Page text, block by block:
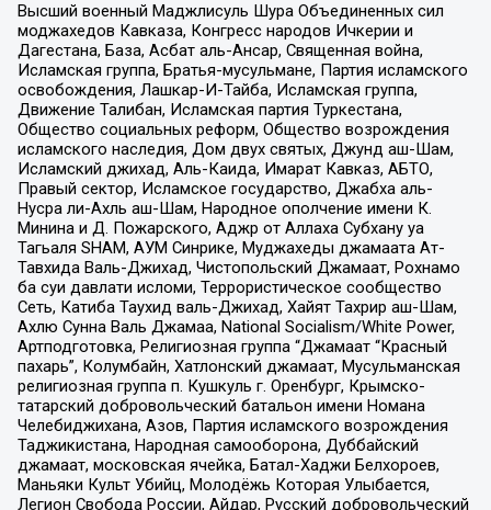
Высший военный Маджлисуль Шура Объединенных сил
моджахедов Кавказа, Конгресс народов Ичкерии и
Дагестана, База, Асбат аль-Ансар, Священная война,
Исламская группа, Братья-мусульмане, Партия исламского
освобождения, Лашкар-И-Тайба, Исламская группа,
Движение Талибан, Исламская партия Туркестана,
Общество социальных реформ, Общество возрождения
исламского наследия, Дом двух святых, Джунд аш-Шам,
Исламский джихад, Аль-Каида, Имарат Кавказ, АБТО,
Правый сектор, Исламское государство, Джабха аль-
Нусра ли-Ахль аш-Шам, Народное ополчение имени К.
Минина и Д. Пожарского, Аджр от Аллаха Субхану уа
Тагьаля SHAM, АУМ Синрике, Муджахеды джамаата Ат-
Тавхида Валь-Джихад, Чистопольский Джамаат, Рохнамо
ба суи давлати исломи, Террористическое сообщество
Сеть, Катиба Таухид валь-Джихад, Хайят Тахрир аш-Шам,
Ахлю Сунна Валь Джамаа, National Socialism/White Power,
Артподготовка, Религиозная группа “Джамаат “Красный
пахарь”, Колумбайн, Хатлонский джамаат, Мусульманская
религиозная группа п. Кушкуль г. Оренбург, Крымско-
татарский добровольческий батальон имени Номана
Челебиджихана, Азов, Партия исламского возрождения
Таджикистана, Народная самооборона, Дуббайский
джамаат, московская ячейка, Батал-Хаджи Белхороев,
Маньяки Культ Убийц, Молодёжь Которая Улыбается,
Легион Свобода России, Айдар, Русский добровольческий